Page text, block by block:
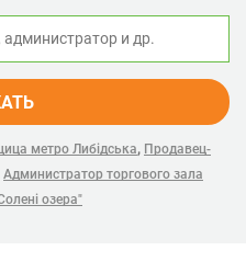
метро Либідська, Продавец-
Администратор торгового зала
озера"